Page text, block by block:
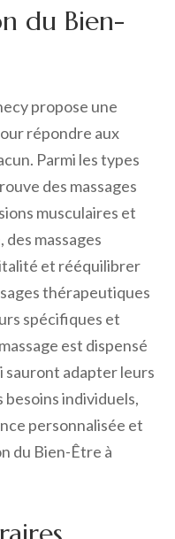
du Bien-
propose une
répondre aux
Parmi les types
des massages
musculaires et
massages
et rééquilibrer
thérapeutiques
spécifiques et
est dispensé
sauront adapter leurs
individuels,
personnalisée et
du Bien-Être à